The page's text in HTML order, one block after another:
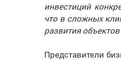
инвестиций
что в сложных
развития
Представители